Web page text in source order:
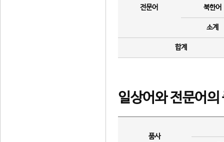
전문어 북한어
소계
합계
일상어와 전문어의
품사